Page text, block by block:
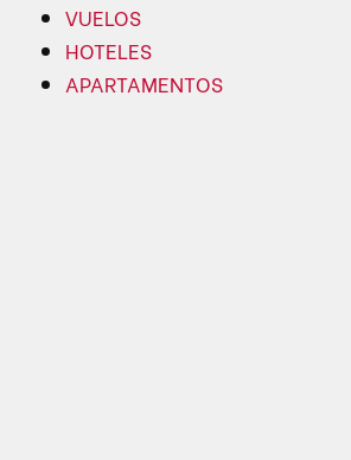
VUELOS
HOTELES
APARTAMENTOS